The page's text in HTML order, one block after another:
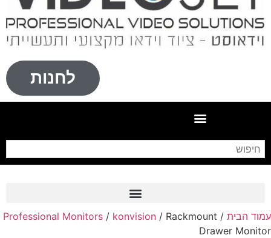
לחנות
Frame Grabber
עמוד הבית /
Professional Monitors / konvision / Rackmount
Drawer Monitor